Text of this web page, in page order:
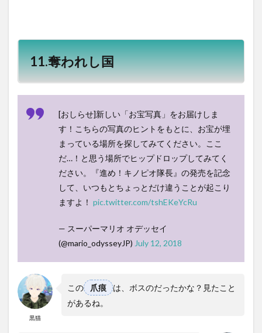
11.奪われし国
[おしらせ]新しい「お宝写真」をお届けしま
す！こちらの写真のヒントをもとに、お宝が埋
まっている場所を探してみてください。ここ
だ…！と思う場所でヒップドロップしてみてく
ださい。『進め！キノピオ隊長』の発売を記念
して、いつもとちょっとだけ違うことが起こり
ますよ！ pic.twitter.com/tshEKeYcRu
— スーパーマリオ オデッセイ
(@mario_odysseyJP) July 12, 2018
黒猫
この 爪痕
は、ボスのだったかな？見たこと
があるね。